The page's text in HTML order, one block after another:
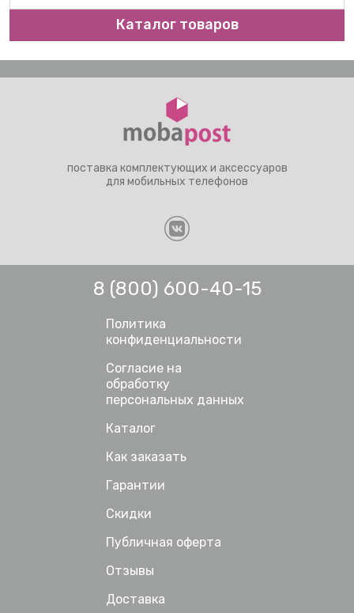
Каталог товаров
поставка комплектующих и аксессуаров
для мобильных телефонов
Каталог
Как заказать
Гарантии
Скидки
Публичная оферта
Отзывы
Доставка
8 (800) 600-40-15
Политика
конфиденциальности
Согласие на
обработку
персональных данных